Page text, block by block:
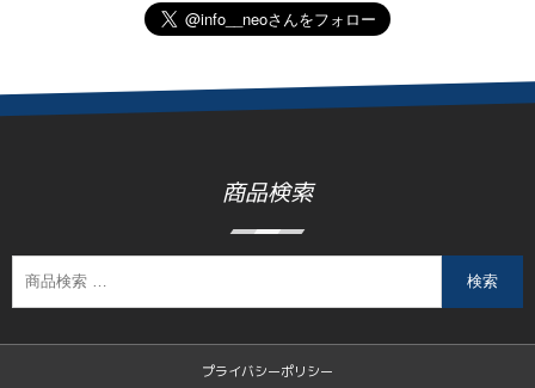
商品検索
検索
プライバシーポリシー